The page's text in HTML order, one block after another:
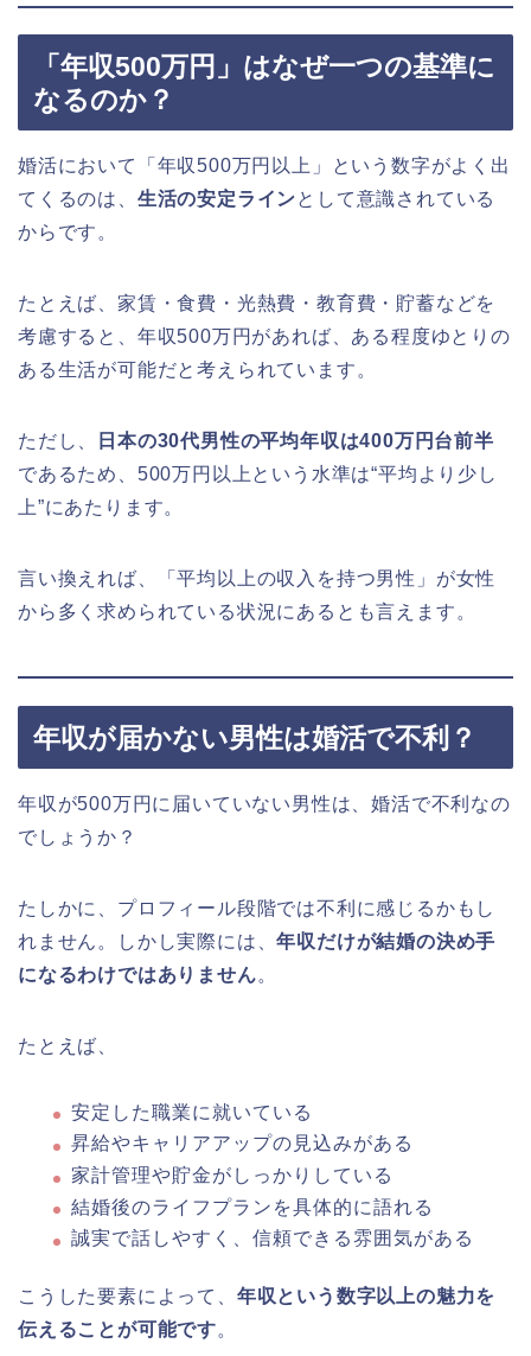
「年収500万円」はなぜ一つの基準に
なるのか？
婚活において「年収500万円以上」という数字がよく出
てくるのは、 生活の安定ラインとして意識されている
からです。
たとえば、家賃・食費・光熱費・教育費・貯蓄などを
考慮すると、年収500万円があれば、ある程度ゆとりの
ある生活が可能だと考えられています。
ただし、
日本の30代男性の平均年収は400万円台前半
であるため、500万円以上という水準は“平均より少し
上”にあたります。
言い換えれば、「平均以上の収入を持つ男性」が女性
から多く求められている状況にあるとも言えます。
年収が届かない男性は婚活で不利？
年収が500万円に届いていない男性は、婚活で不利なの
でしょうか？
たしかに、プロフィール段階では不利に感じるかもし
れません。しかし実際には、年収だけが結婚の決め手
になるわけではありません。
たとえば、
安定した職業に就いている
昇給やキャリアアップの見込みがある
家計管理や貯金がしっかりしている
結婚後のライフプランを具体的に語れる
誠実で話しやすく、信頼できる雰囲気がある
こうした要素によって、 年収という数字以上の魅力を
伝えることが可能です。